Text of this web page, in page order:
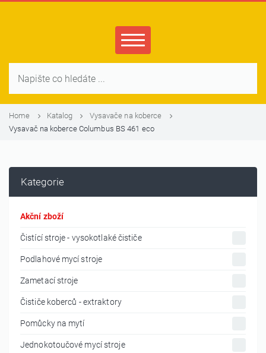
Home Katalog
Vysavače na koberce
Vysavač na koberce Columbus BS 461 eco
Kategorie
Akční zboží
Čistící stroje - vysokotlaké čističe
Podlahové mycí stroje
Zametací stroje
Čističe koberců - extraktory
Pomůcky na mytí
Jednokotoučové mycí stroje